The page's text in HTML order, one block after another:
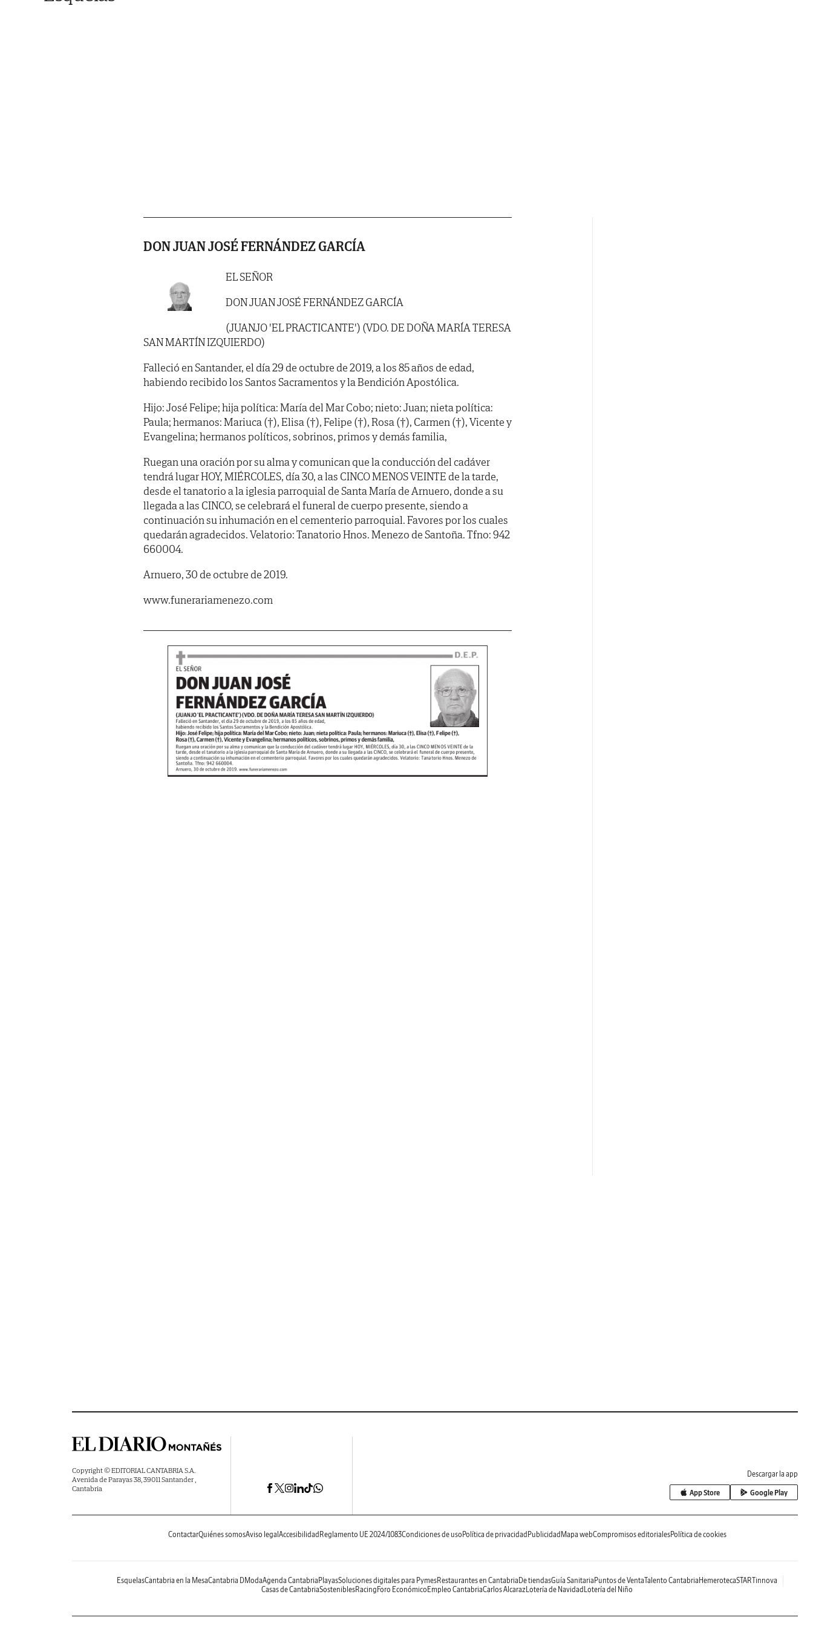
DON JUAN JOSÉ FERNÁNDEZ GARCÍA
EL SEÑOR
DON JUAN JOSÉ FERNÁNDEZ GARCÍA
(JUANJO 'EL PRACTICANTE') (VDO. DE DOÑA MARÍA TERESA
SAN MARTÍN IZQUIERDO)
Falleció en Santander, el día 29 de octubre de 2019, a los 85 años de edad,
habiendo recibido los Santos Sacramentos y la Bendición Apostólica.
Hijo: José Felipe; hija política: María del Mar Cobo; nieto: Juan; nieta política:
Paula; hermanos: Mariuca (†), Elisa (†), Felipe (†), Rosa (†), Carmen (†), Vicente y
Evangelina; hermanos políticos, sobrinos, primos y demás familia,
Ruegan una oración por su alma y comunican que la conducción del cadáver
tendrá lugar HOY, MIÉRCOLES, día 30, a las CINCO MENOS VEINTE de la tarde,
desde el tanatorio a la iglesia parroquial de Santa María de Arnuero, donde a su
llegada a las CINCO, se celebrará el funeral de cuerpo presente, siendo a
continuación su inhumación en el cementerio parroquial. Favores por los cuales
quedarán agradecidos. Velatorio: Tanatorio Hnos. Menezo de Santoña. Tfno: 942
660004.
Arnuero, 30 de octubre de 2019.
www.funerariamenezo.com
Copyright © EDITORIAL CANTABRIA S.A.
Avenida de Parayas 38, 39011 Santander ,
Cantabria
Descargar la app
App Store Google Play
ContactarQuiénes somosAviso legal Accesibilidad Reglamento UE 2024/1083Condiciones de uso Política de privacidad Publicidad Mapa webCompromisos editorialesPolítica de cookies
EsquelasCantabria en la MesaCantabria DModaAgenda Cantabria PlayasSoluciones digitales para PymesRestaurantes en Cantabria De tiendasGuía Sanitaria Puntos de VentaTalento Cantabria HemerotecaSTARTinnova
Casas de CantabriaSosteniblesRacing Foro Económico Empleo CantabriaCarlos AlcarazLotería de Navidad Lotería del Niño